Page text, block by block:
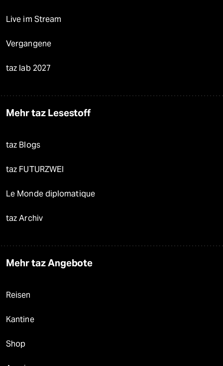
Live im Stream
Vergangene
taz lab 2027
Mehr taz Lesestoff
taz Blogs
taz FUTURZWEI
Le Monde diplomatique
taz Archiv
Mehr taz Angebote
Reisen
Kantine
Shop